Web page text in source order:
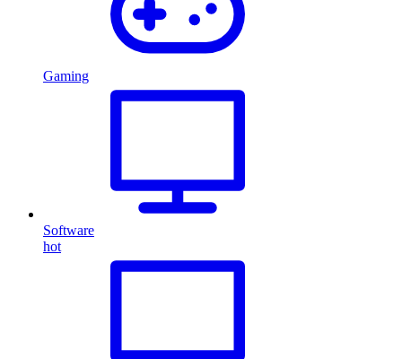
Gaming
Software
hot